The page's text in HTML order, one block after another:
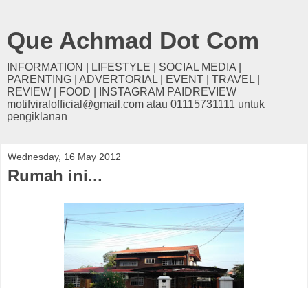
Que Achmad Dot Com
INFORMATION | LIFESTYLE | SOCIAL MEDIA |
PARENTING | ADVERTORIAL | EVENT | TRAVEL |
REVIEW | FOOD | INSTAGRAM PAIDREVIEW
motifviralofficial@gmail.com atau 01115731111 untuk
pengiklanan
Wednesday, 16 May 2012
Rumah ini...